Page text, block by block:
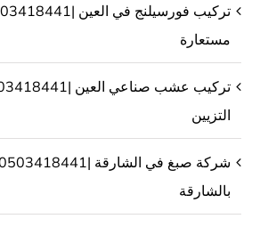
مستعارة
التزيين
بالشارقة